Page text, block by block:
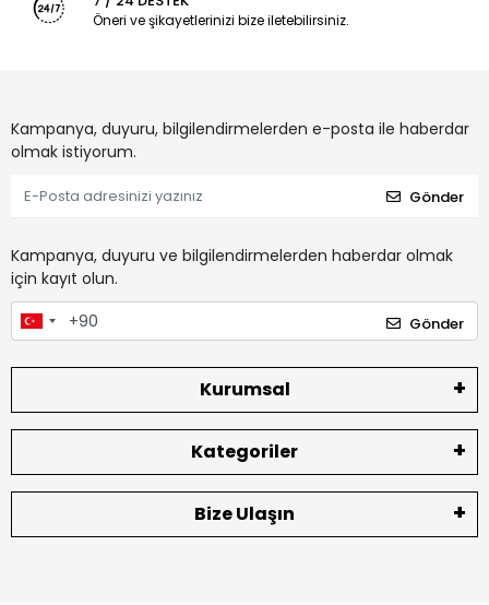
Öneri ve şikayetlerinizi bize iletebilirsiniz.
Kampanya, duyuru, bilgilendirmelerden e-posta ile haberdar
olmak istiyorum.
Gönder
Kampanya, duyuru ve bilgilendirmelerden haberdar olmak
için kayıt olun.
Gönder
Kurumsal
Kategoriler
Bize Ulaşın